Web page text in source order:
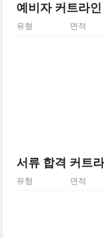
예비자 커트라인
유형 면적
서류 합격 커트
유형 면적